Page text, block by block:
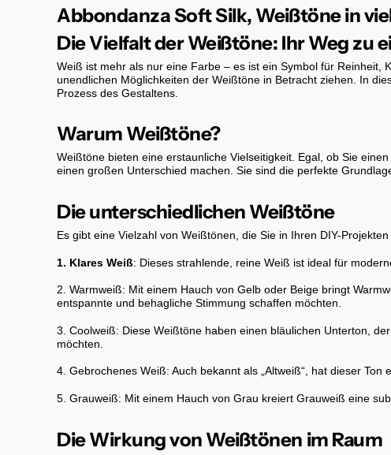
Abbondanza Soft Silk, Weißtöne in
Die Vielfalt der Weißtöne: Ihr Weg zu
Weiß ist mehr als nur eine Farbe – es ist ein Symbol für
unendlichen Möglichkeiten der Weißtöne in Betracht ziehen. In
Prozess des Gestaltens.
Warum Weißtöne?
Weißtöne bieten eine erstaunliche Vielseitigkeit. Egal, ob Sie
einen großen Unterschied machen. Sie sind die perfekte
Die unterschiedlichen Weißtöne
Es gibt eine Vielzahl von Weißtönen, die Sie in Ihren DIY-
1. Klares Weiß: Dieses strahlende, reine Weiß ist ideal für
2. Warmweiß: Mit einem Hauch von Gelb oder Beige bringt
entspannte und behagliche Stimmung schaffen möchten.
3. Coolweiß: Diese Weißtöne haben einen bläulichen Unterton,
möchten.
4. Gebrochenes Weiß: Auch bekannt als „Altweiß“, hat dieser
5. Grauweiß: Mit einem Hauch von Grau kreiert Grauweiß eine
Die Wirkung von Weißtönen im Raum